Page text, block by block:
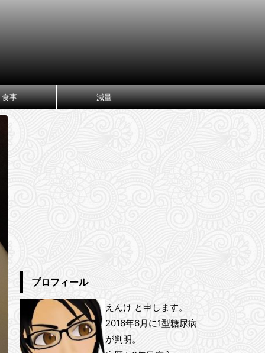
食事 減量
プロフィール
えんけ と申します。
2016年6月に1型糖尿病
が判明。